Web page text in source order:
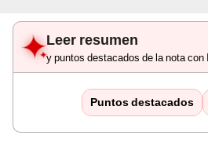
Leer resumen
y puntos destacados de la nota con
Puntos destacados